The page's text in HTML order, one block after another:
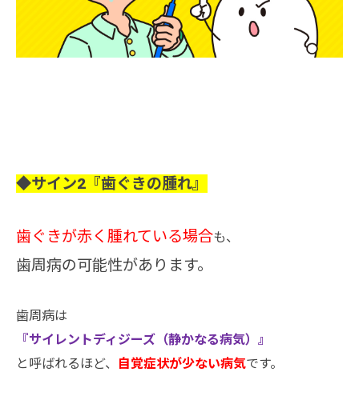
◆サイン2『歯ぐきの腫れ』
歯ぐきが赤く腫れている場合も、
歯周病の可能性があります。
歯周病は
『サイレントディジーズ（静かなる病気）』
と呼ばれるほど、
自覚症状が少ない病気です。